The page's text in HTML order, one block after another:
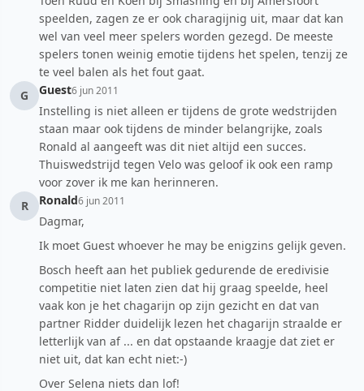
speelden, zagen ze er ook charagijnig uit, maar dat kan
wel van veel meer spelers worden gezegd. De meeste
spelers tonen weinig emotie tijdens het spelen, tenzij ze
te veel balen als het fout gaat.
G
Guest6 jun 2011
Instelling is niet alleen er tijdens de grote wedstrijden
staan maar ook tijdens de minder belangrijke, zoals
Ronald al aangeeft was dit niet altijd een succes.
Thuiswedstrijd tegen Velo was geloof ik ook een ramp
voor zover ik me kan herinneren.
R
Ronald6 jun 2011
Dagmar,
Ik moet Guest whoever he may be enigzins gelijk geven.
Bosch heeft aan het publiek gedurende de eredivisie
competitie niet laten zien dat hij graag speelde, heel
vaak kon je het chagarijn op zijn gezicht en dat van
partner Ridder duidelijk lezen het chagarijn straalde er
letterlijk van af ... en dat opstaande kraagje dat ziet er
niet uit, dat kan echt niet:-)
Over Selena niets dan lof!